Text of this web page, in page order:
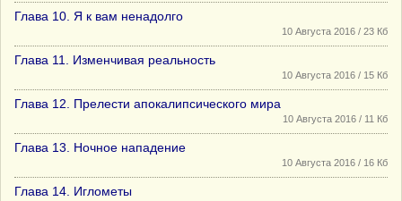
Глава 10. Я к вам ненадолго
10 Августа 2016 / 23 Кб
Глава 11. Изменчивая реальность
10 Августа 2016 / 15 Кб
Глава 12. Прелести апокалипсического мира
10 Августа 2016 / 11 Кб
Глава 13. Ночное нападение
10 Августа 2016 / 16 Кб
Глава 14. Иглометы